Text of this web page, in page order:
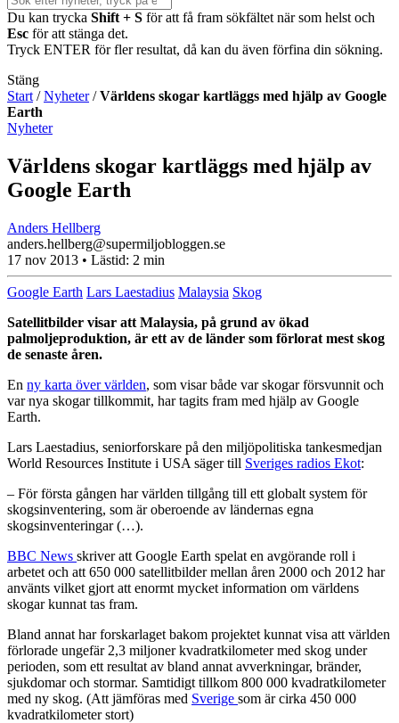
Du kan trycka Shift + S för att få fram sökfältet när som helst och
Esc för att stänga det.
Tryck ENTER för fler resultat, då kan du även förfina din sökning.
Stäng
Start /Nyheter/Världens skogar kartläggs med hjälp av Google
Earth
Nyheter
Världens skogar kartläggs med hjälp av
Google Earth
Anders Hellberg
anders.hellberg@supermiljobloggen.se
17 nov 2013 • Lästid: 2 min
Google Earth Lars Laestadius Malaysia Skog
Satellitbilder visar att Malaysia, på grund av ökad
palmoljeproduktion, är ett av de länder som förlorat mest skog
de senaste åren.
En ny karta över världen, som visar både var skogar försvunnit och
var nya skogar tillkommit, har tagits fram med hjälp av Google
Earth.
Lars Laestadius, seniorforskare på den miljöpolitiska tankesmedjan
World Resources Institute i USA säger till Sveriges radios Ekot:
– För första gången har världen tillgång till ett globalt system för
skogsinventering, som är oberoende av ländernas egna
skogsinventeringar (…).
BBC News skriver att Google Earth spelat en avgörande roll i
arbetet och att 650 000 satellitbilder mellan åren 2000 och 2012 har
använts vilket gjort att enormt mycket information om världens
skogar kunnat tas fram.
Bland annat har forskarlaget bakom projektet kunnat visa att världen
förlorade ungefär 2,3 miljoner kvadratkilometer med skog under
perioden, som ett resultat av bland annat avverkningar, bränder,
sjukdomar och stormar. Samtidigt tillkom 800 000 kvadratkilometer
med ny skog. (Att jämföras med Sverige som är cirka 450 000
kvadratkilometer stort)